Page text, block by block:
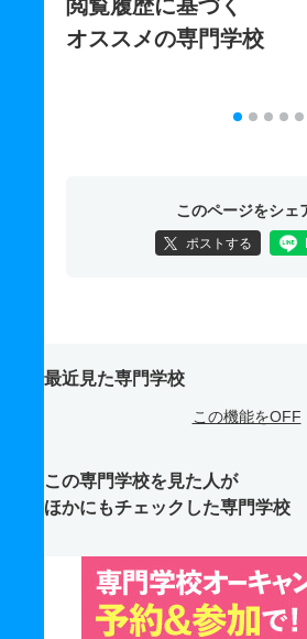
閲覧履歴に基づく
オススメの専門学校
このページをシェ
ポストする
最近見た専門学校
この機能をOFF
この専門学校を見た人が
ほかにもチェックした専門学校